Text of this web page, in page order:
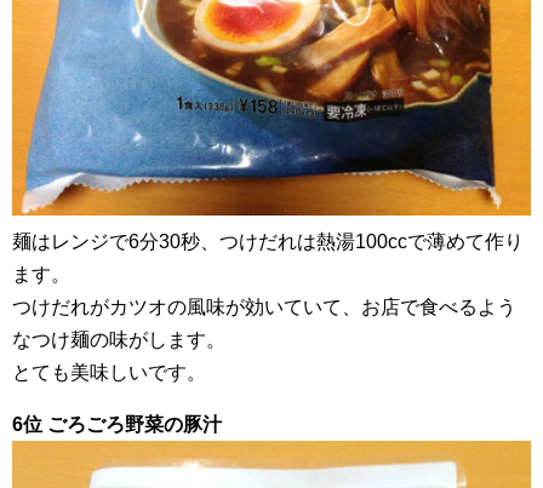
麺はレンジで6分30秒、つけだれは熱湯100ccで薄めて作り
ます。
つけだれがカツオの風味が効いていて、お店で食べるよう
なつけ麺の味がします。
とても美味しいです。
6位 ごろごろ野菜の豚汁